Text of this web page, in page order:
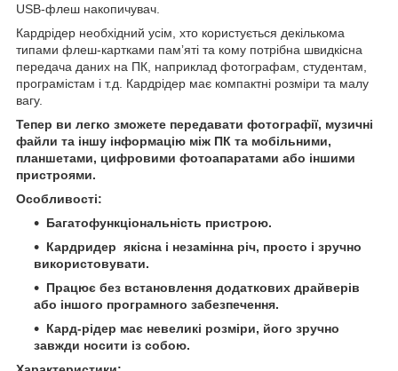
USB-флеш накопичувач.
Кардрідер необхідний усім, хто користується декількома
типами флеш-картками памʼяті та кому потрібна швидкісна
передача даних на ПК, наприклад фотографам, студентам,
програмістам і т.д. Кардрідер має компактні розміри та малу
вагу.
Тепер ви легко зможете передавати фотографії, музичні
файли та іншу інформацію між ПК та мобільними,
планшетами, цифровими фотоапаратами або іншими
пристроями.
Особливості:
Багатофункціональність пристрою.
Кардридер якісна і незамінна річ, просто і зручно
використовувати.
Працює без встановлення додаткових драйверів
або іншого програмного забезпечення.
Кард-рідер має невеликі розміри, його зручно
завжди носити із собою.